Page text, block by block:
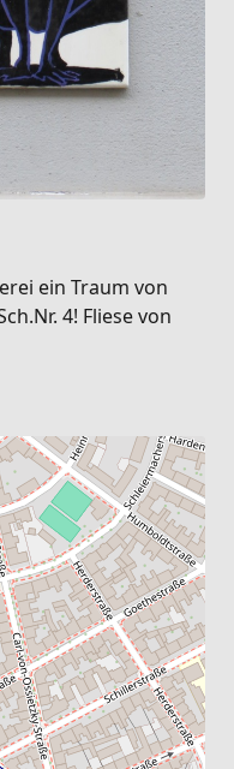
ein Traum von
4! Fliese von